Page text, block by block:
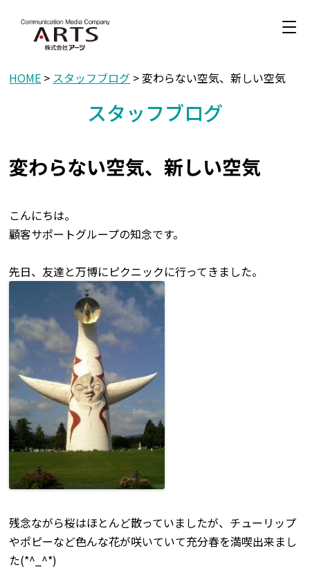
HOME > スタッフブログ > 変わらない空気、新しい空気
スタッフブログ
変わらない空気、新しい空気
こんにちは。
顧客サポートグループの知念です。
先日、友達と万博にピクニックに行ってきました。
残念ながら桜はほとんど散っていましたが、チューリップ
やポピーなど色んな花が咲いていて充分春を満喫出来まし
た(*^_^*)